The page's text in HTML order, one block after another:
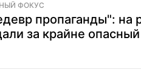
ФОКУС
пропаганды": на
за крайне